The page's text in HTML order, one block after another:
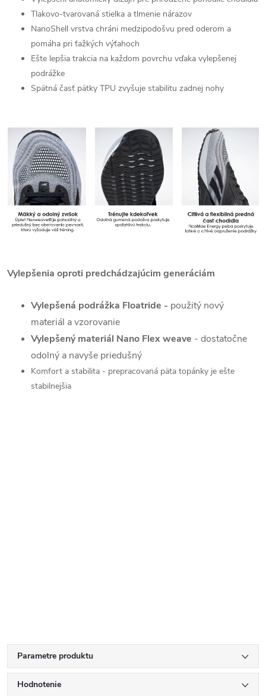
Tlakovo-tvarovaná stielka a tlmenie nárazov
NanoShell vrstva chráni medzipodošvu pred oderom a
pomáha pri ťažkých výťahoch
Ešte lepšia trakcia na každom povrchu vďaka vylepšenej
podrážke
Spätná časť pätky TPU zvyšuje stabilitu zadnej nohy
Vylepšenia oproti predchádzajúcim generáciám
Vylepšená podrážka Floatride - použitý nový
materiál a vzorovanie
Vylepšený materiál Nano Flex weave - dostatočne
odolný a navyše priedušný
Komfort a stabilita - prepracovaná päta topánky je ešte
stabilnejšia
Parametre produktu
Hodnotenie